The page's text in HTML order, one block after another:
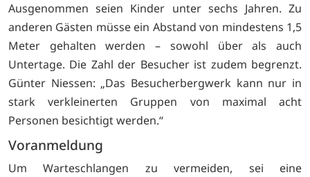
Ausgenommen seien Kinder unter sechs Jahren. Zu
anderen Gästen müsse ein Abstand von mindestens 1,5
Meter gehalten werden – sowohl über als auch
Untertage. Die Zahl der Besucher ist zudem begrenzt.
Günter Niessen: „Das Besucherbergwerk kann nur in
stark verkleinerten Gruppen von maximal acht
Personen besichtigt werden.“
Voranmeldung
Um Warteschlangen zu vermeiden, sei eine